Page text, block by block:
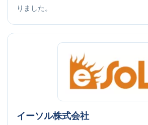
りました。
イーソル株式会社